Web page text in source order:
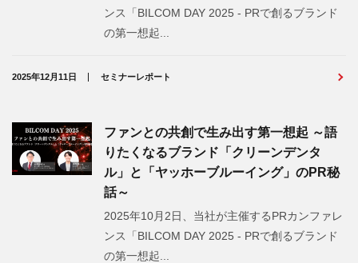
ンス「BILCOM DAY 2025 - PRで創るブランド
の第一想起...
2025年12月11日 セミナーレポート
ファンとの共創で生み出す第一想起 ～語
りたくなるブランド「クリーンデンタ
ル」と「ヤッホーブルーイング」のPR秘
話～
2025年10月2日、当社が主催するPRカンファレ
ンス「BILCOM DAY 2025 - PRで創るブランド
の第一想起...